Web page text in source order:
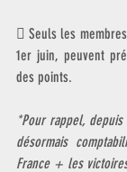
 Seuls les
1er juin, peuvent
des points.
*Pour rappel,
désormais
France + les